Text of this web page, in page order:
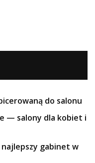
do salonu
— salony dla kobiet i
gabinet w